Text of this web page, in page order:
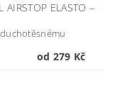
AIRSTOP ELASTO –
od 279 Kč